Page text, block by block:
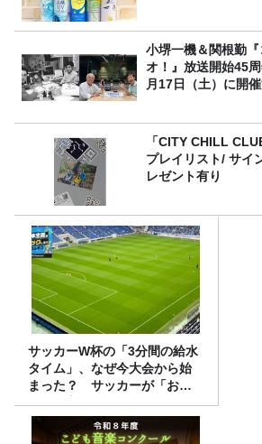
小堺一機＆関根勤
オ！』放送開始45
月17日（土）に開
「CITY CHILL
プレイリスト/ サイ
レゼント有り
サッカーW杯の「3分間の給水
タイム」、なぜ今大会から始
まった？ サッカーが「お
金」に変わる仕組み